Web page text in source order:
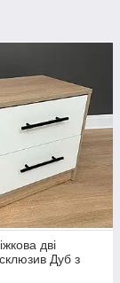
дві
Дуб з